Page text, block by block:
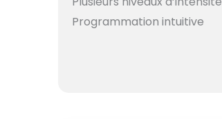
Programmation intuitive